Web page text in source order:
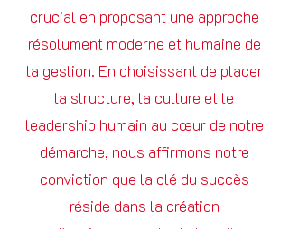
crucial en proposant une approche
résolument moderne et humaine de
la gestion. En choisissant de placer
la structure, la culture et le
leadership humain au cœur de notre
démarche, nous affirmons notre
conviction que la clé du succès
réside dans la création